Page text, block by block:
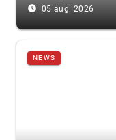
access_time_filled 05 aug. 2026
NEWS